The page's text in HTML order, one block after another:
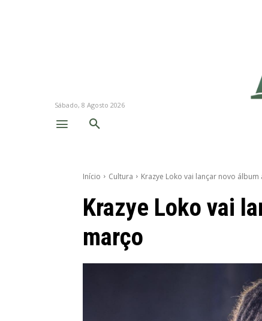
Sábado, 8 Agosto 2026
Início Cultura Krazye Loko vai lançar novo álbum
Krazye Loko vai
março